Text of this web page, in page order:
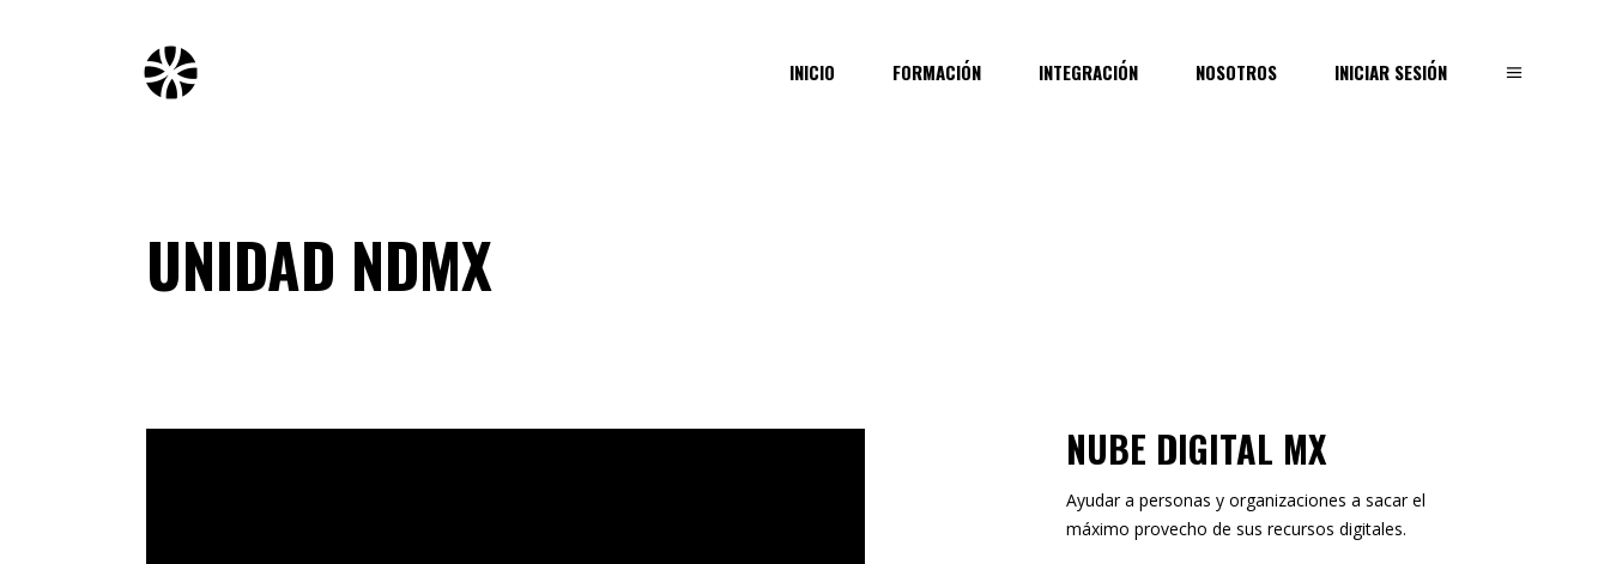
INICIO FORMACIÓN INTEGRACIÓN NOSOTROS INICIAR SESIÓN
UNIDAD NDMX
NUBE DIGITAL MX
Ayudar a personas y organizaciones a sacar el
máximo provecho de sus recursos digitales.